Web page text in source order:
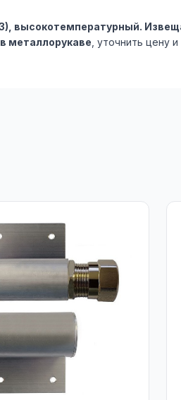
высокотемпературный.
металлорукаве , уточнить цену